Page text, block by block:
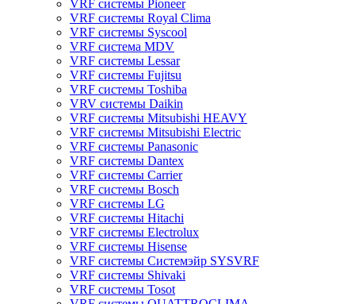
VRF системы Pioneer
VRF системы Royal Clima
VRF системы Syscool
VRF система MDV
VRF системы Lessar
VRF системы Fujitsu
VRF системы Toshiba
VRV системы Daikin
VRF системы Mitsubishi HEAVY
VRF системы Mitsubishi Electric
VRF системы Panasonic
VRF системы Dantex
VRF системы Carrier
VRF системы Bosch
VRF системы LG
VRF системы Hitachi
VRF системы Electrolux
VRF системы Hisense
VRF системы Системэйр SYSVRF
VRF системы Shivaki
VRF системы Tosot